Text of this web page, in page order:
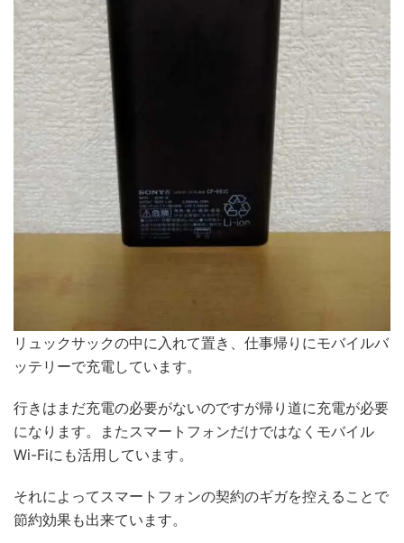
リュックサックの中に入れて置き、仕事帰りにモバイルバ
ッテリーで充電しています。
行きはまだ充電の必要がないのですが帰り道に充電が必要
になります。またスマートフォンだけではなくモバイル
Wi-Fiにも活用しています。
それによってスマートフォンの契約のギガを控えることで
節約効果も出来ています。